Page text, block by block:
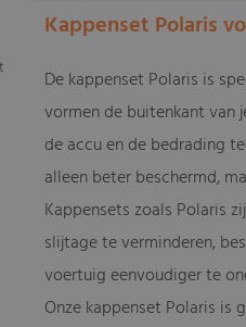
Kappenset Polaris
De kappenset Polaris is
vormen de buitenkant van
de accu en de bedrading
alleen beter beschermd,
Kappensets zoals Polaris
slijtage te verminderen,
voertuig eenvoudiger te
Onze kappenset Polaris is